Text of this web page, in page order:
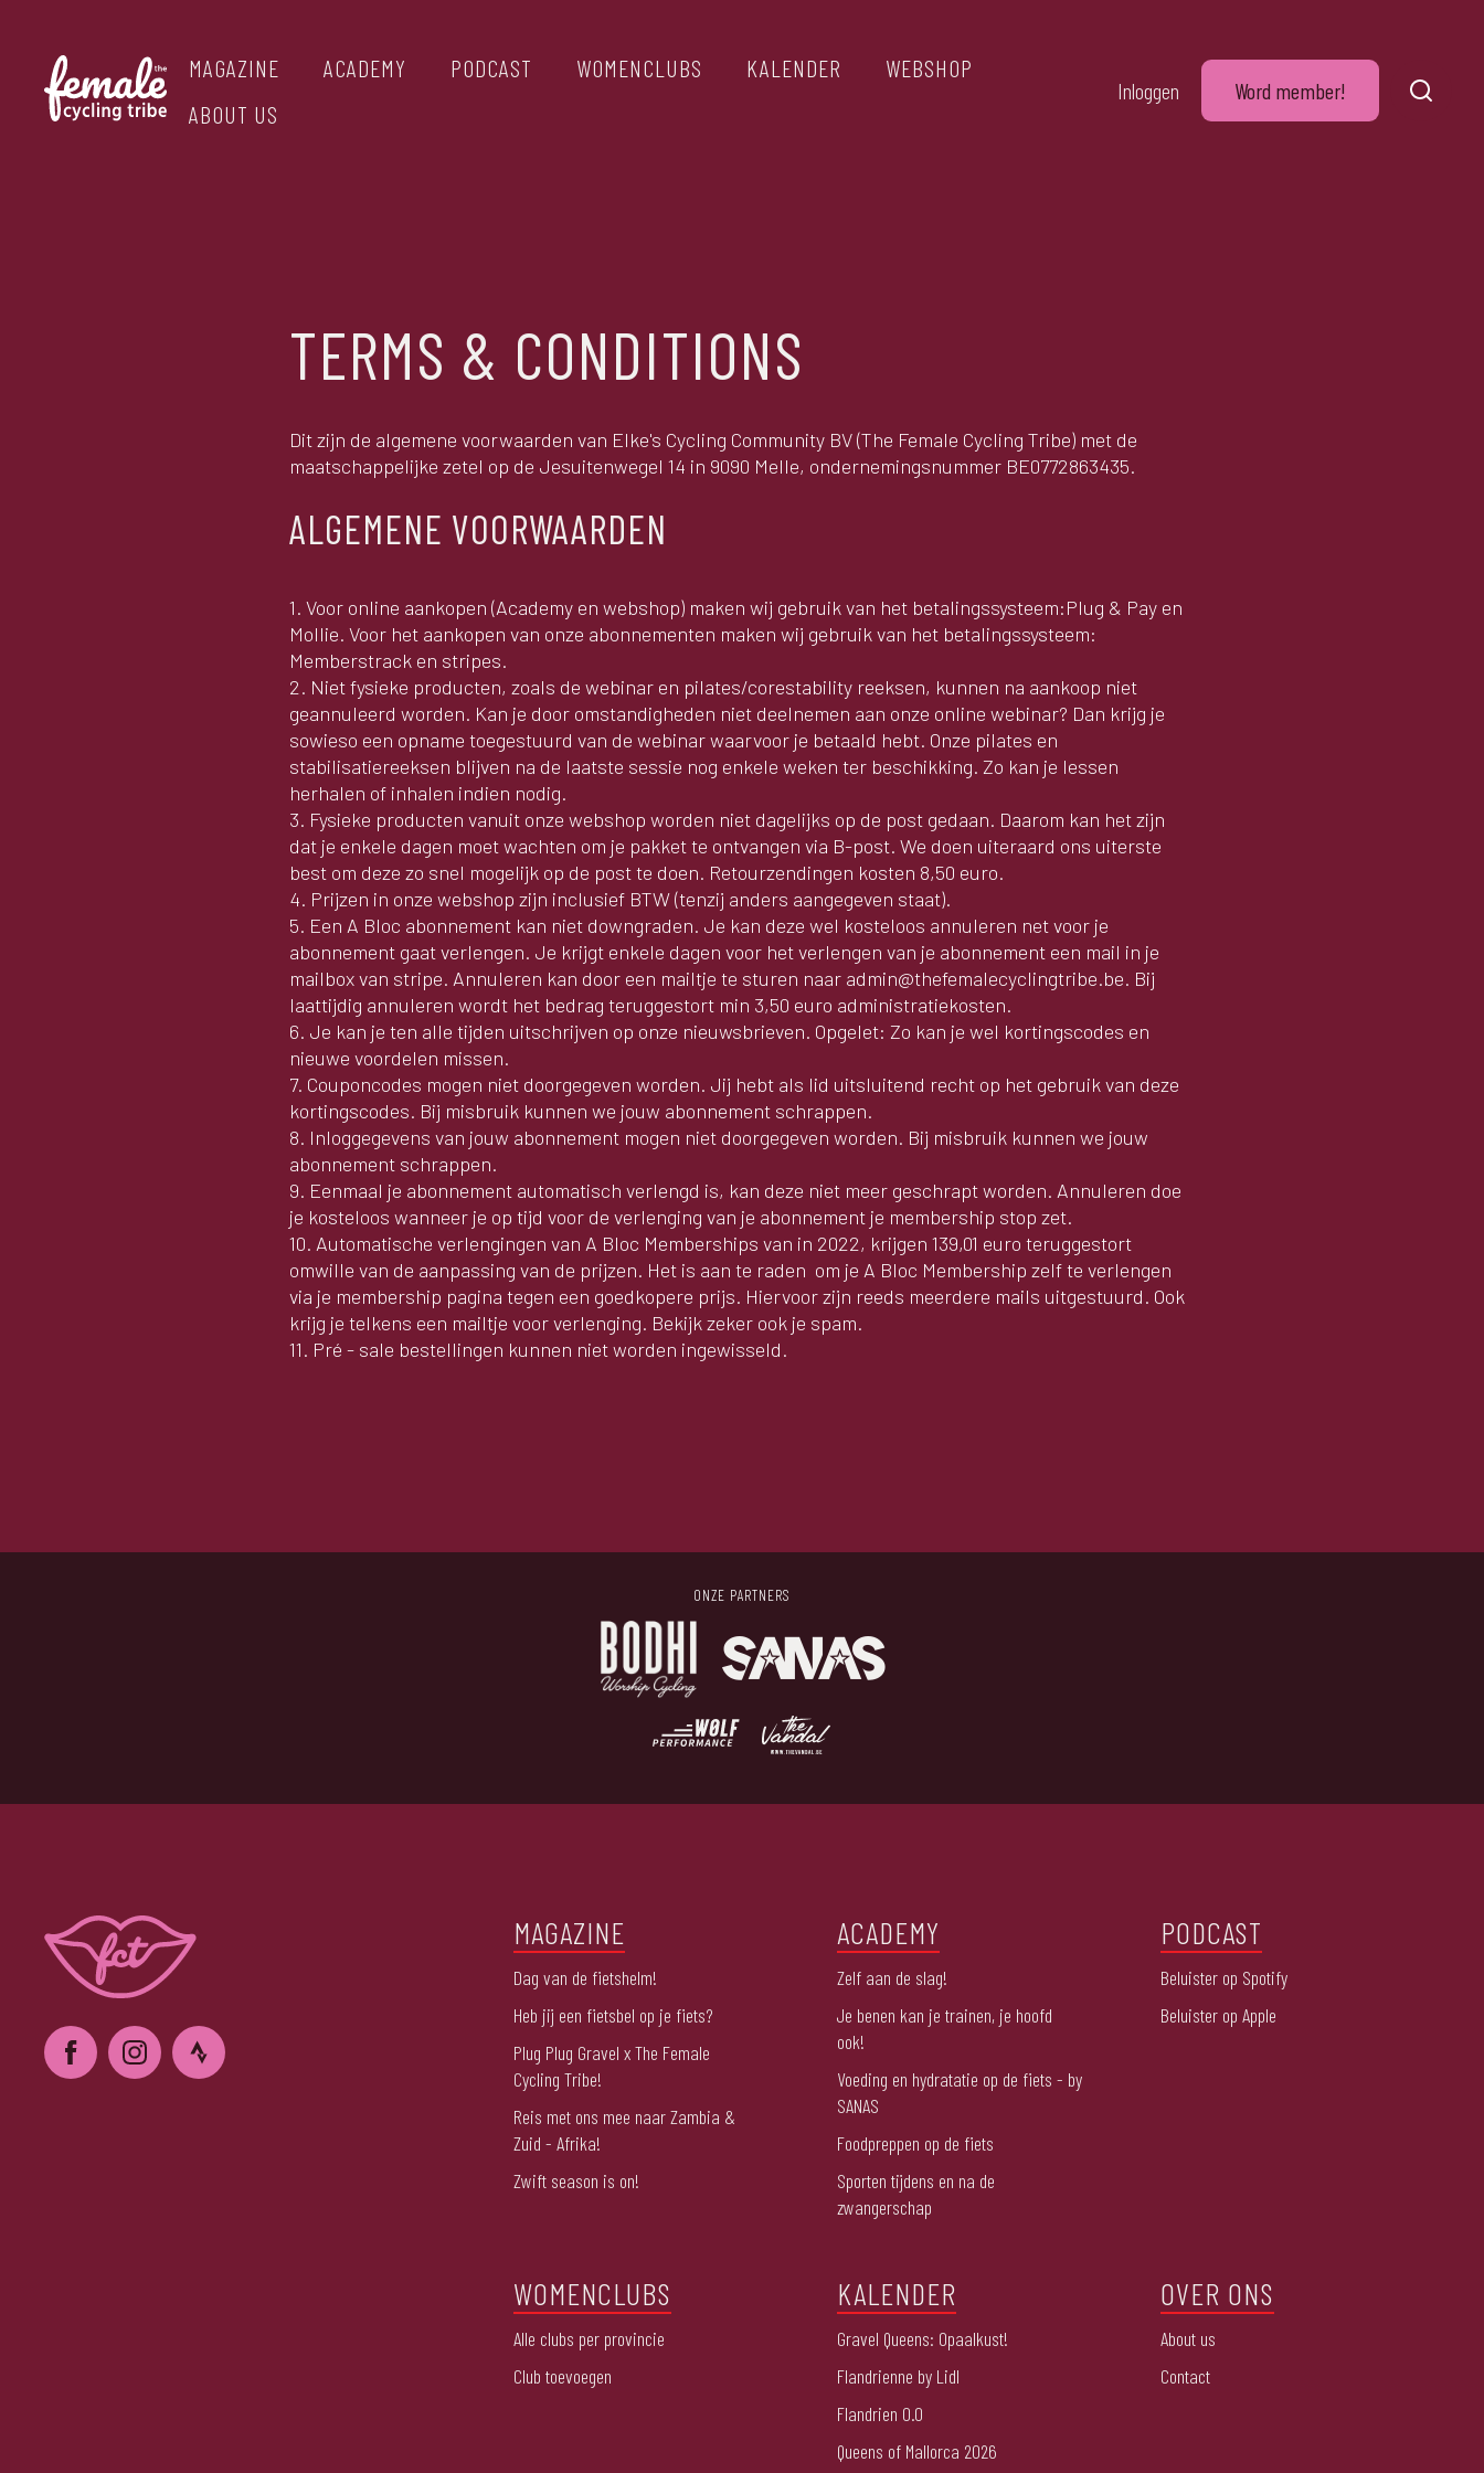
MAGAZINE ACADEMY PODCAST WOMENCLUBS KALENDER
WEBSHOP
ABOUT US
Inloggen Word member!
TERMS & CONDITIONS
Dit zijn de algemene voorwaarden van Elke's Cycling Community BV (The Female Cycling Tribe) met de
maatschappelijke zetel op de Jesuitenwegel 14 in 9090 Melle, ondernemingsnummer BE0772863435.
ALGEMENE VOORWAARDEN
1. Voor online aankopen (Academy en webshop) maken wij gebruik van het betalingssysteem:Plug & Pay en
Mollie. Voor het aankopen van onze abonnementen maken wij gebruik van het betalingssysteem:
Memberstrack en stripes.
2. Niet fysieke producten, zoals de webinar en pilates/corestability reeksen, kunnen na aankoop niet
geannuleerd worden. Kan je door omstandigheden niet deelnemen aan onze online webinar? Dan krijg je
sowieso een opname toegestuurd van de webinar waarvoor je betaald hebt. Onze pilates en
stabilisatiereeksen blijven na de laatste sessie nog enkele weken ter beschikking. Zo kan je lessen
herhalen of inhalen indien nodig.
3. Fysieke producten vanuit onze webshop worden niet dagelijks op de post gedaan. Daarom kan het zijn
dat je enkele dagen moet wachten om je pakket te ontvangen via B-post. We doen uiteraard ons uiterste
best om deze zo snel mogelijk op de post te doen. Retourzendingen kosten 8,50 euro.
4. Prijzen in onze webshop zijn inclusief BTW (tenzij anders aangegeven staat).
5. Een A Bloc abonnement kan niet downgraden. Je kan deze wel kosteloos annuleren net voor je
abonnement gaat verlengen. Je krijgt enkele dagen voor het verlengen van je abonnement een mail in je
mailbox van stripe. Annuleren kan door een mailtje te sturen naar admin@thefemalecyclingtribe.be. Bij
laattijdig annuleren wordt het bedrag teruggestort min 3,50 euro administratiekosten.
6. Je kan je ten alle tijden uitschrijven op onze nieuwsbrieven. Opgelet: Zo kan je wel kortingscodes en
nieuwe voordelen missen.
7. Couponcodes mogen niet doorgegeven worden. Jij hebt als lid uitsluitend recht op het gebruik van deze
kortingscodes. Bij misbruik kunnen we jouw abonnement schrappen.
8. Inloggegevens van jouw abonnement mogen niet doorgegeven worden. Bij misbruik kunnen we jouw
abonnement schrappen.
9. Eenmaal je abonnement automatisch verlengd is, kan deze niet meer geschrapt worden. Annuleren doe
je kosteloos wanneer je op tijd voor de verlenging van je abonnement je membership stop zet.
10. Automatische verlengingen van A Bloc Memberships van in 2022, krijgen 139,01 euro teruggestort
omwille van de aanpassing van de prijzen. Het is aan te raden om je A Bloc Membership zelf te verlengen
via je membership pagina tegen een goedkopere prijs. Hiervoor zijn reeds meerdere mails uitgestuurd. Ook
krijg je telkens een mailtje voor verlenging. Bekijk zeker ook je spam.
11. Pré - sale bestellingen kunnen niet worden ingewisseld.
ONZE PARTNERS
MAGAZINE
Dag van de fietshelm!
Heb jij een fietsbel op je fiets?
Plug Plug Gravel x The Female
Cycling Tribe!
Reis met ons mee naar Zambia &
Zuid - Afrika!
Zwift season is on!
ACADEMY
Zelf aan de slag!
Je benen kan je trainen, je hoofd
ook!
Voeding en hydratatie op de fiets - by
SANAS
Foodpreppen op de fiets
Sporten tijdens en na de
zwangerschap
PODCAST
Beluister op Spotify
Beluister op Apple
WOMENCLUBS
Alle clubs per provincie
Club toevoegen
KALENDER
Gravel Queens: Opaalkust!
Flandrienne by Lidl
Flandrien 0.0
Queens of Mallorca 2026
OVER ONS
About us
Contact